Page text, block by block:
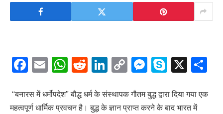
Facebook
EmailWhatsApp
Reddit
LinkedIn
Copy Skype
X
“बनारस में धर्मोपदेश” बौद्ध धर्म के संस्थापक गौतम बुद्ध द्वारा दिया गया एक
महत्वपूर्ण धार्मिक प्रवचन है। बुद्ध के ज्ञान प्राप्त करने के बाद भारत में